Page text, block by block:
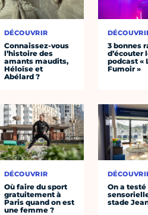
DÉCOUVRIR
Connaissez-vous
l’histoire des
amants maudits,
Héloïse et
Abélard ?
DÉCOUVRIR
Où faire du sport
gratuitement à
Paris quand on est
une femme ?
3 bonnes
d’écouter
podcast «
Fumoir »
On a
stade